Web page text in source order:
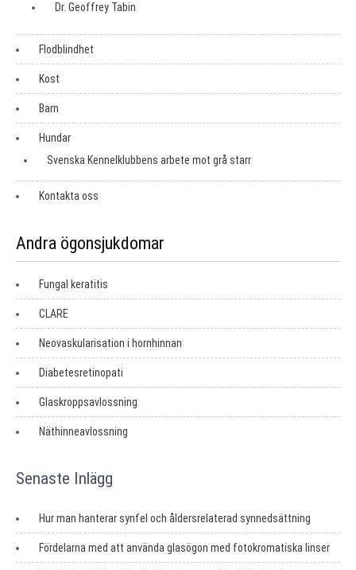
Dr. Geoffrey Tabin
Flodblindhet
Kost
Barn
Hundar
Svenska Kennelklubbens arbete mot grå starr
Kontakta oss
Andra ögonsjukdomar
Fungal keratitis
CLARE
Neovaskularisation i hornhinnan
Diabetesretinopati
Glaskroppsavlossning
Näthinneavlossning
Senaste Inlägg
Hur man hanterar synfel och åldersrelaterad synnedsättning
Fördelarna med att använda glasögon med fotokromatiska linser